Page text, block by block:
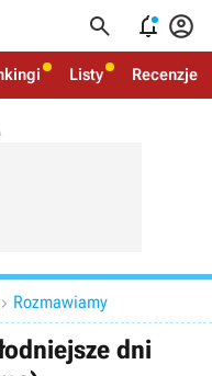
  
Listy Recenzje
 Rozmawiamy
dni